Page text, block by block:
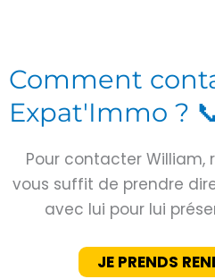
Comment
Expat'Immo ?
Pour contacter William,
vous suffit de prendre
avec lui pour lui
JE PRENDS